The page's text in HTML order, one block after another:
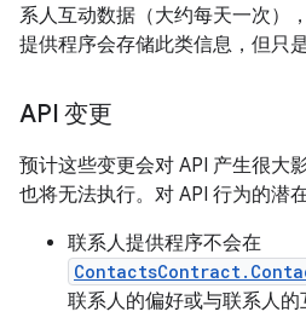
系人互动数据（大约每天一次）
提供程序会存储此类信息，但只
API 变更
预计这些变更会对 API 产生很大
也将无法执行。对 API 行为的潜
联系人提供程序不会在
联系人的偏好或与联系人的